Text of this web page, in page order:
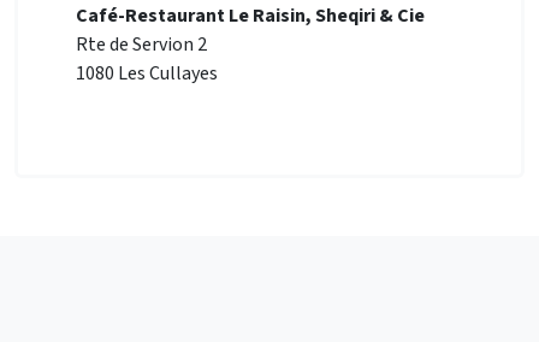
Café-Restaurant Le Raisin, Sheqiri & Cie
Rte de Servion 2
1080 Les Cullayes